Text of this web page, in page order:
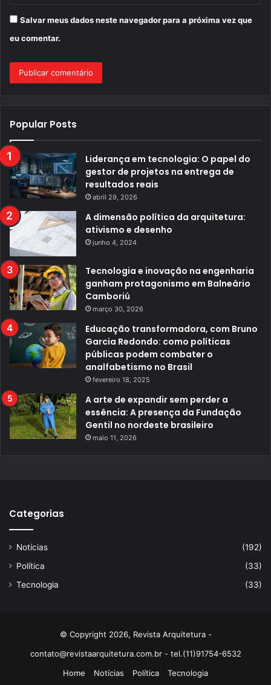
Salvar meus dados neste navegador para a próxima vez que
eu comentar.
Popular Posts
Liderança em tecnologia: O papel do
gestor de projetos na entrega de
resultados reais
abril 29, 2026
A dimensão política da arquitetura:
ativismo e desenho
junho 4, 2024
Tecnologia e inovação na engenharia
ganham protagonismo em Balneário
Camboriú
março 30, 2026
Educação transformadora, com Bruno
Garcia Redondo: como políticas
públicas podem combater o
analfabetismo no Brasil
fevereiro 18, 2025
A arte de expandir sem perder a
essência: A presença da Fundação
Gentil no nordeste brasileiro
maio 11, 2026
Categorias
Notícias
(192)
Política
(33)
Tecnologia
(33)
© Copyright 2026, Revista Arquitetura -
contato@revistaarquitetura.com.br- tel.(11)91754-6532
Home
Notícias Política Tecnologia